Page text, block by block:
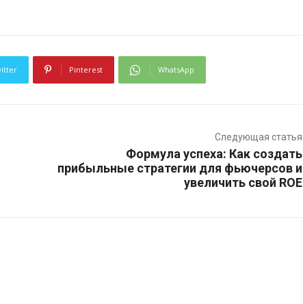
Pinterest WhatsApp
Следующая статья
Формула успеха: Как создать
прибыльные стратегии для фьючерсов и
увеличить свой ROE